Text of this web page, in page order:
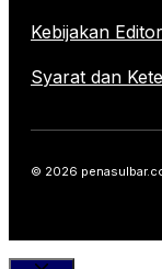
Kebijakan
Syarat dan
© 2026